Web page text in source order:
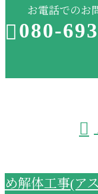
お電話でのお
080-
め解体工事(ア